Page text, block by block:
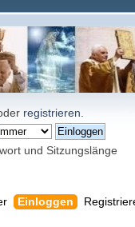
registrieren
und Sitzungslänge
Einloggen